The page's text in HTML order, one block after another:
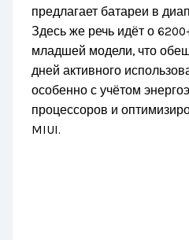
предлагает батареи в
Здесь же речь идёт о
младшей модели, что
дней активного
особенно с учётом
процессоров и
MIUI.